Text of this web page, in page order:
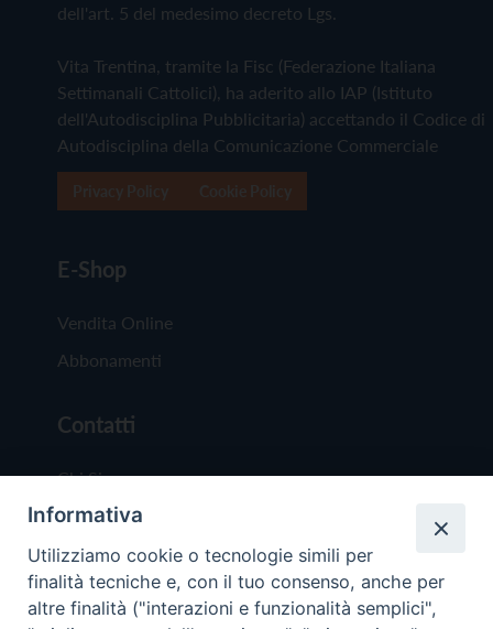
dell'art. 5 del medesimo decreto Lgs.
Vita Trentina, tramite la Fisc (Federazione Italiana
Settimanali Cattolici), ha aderito allo IAP (Istituto
dell'Autodisciplina Pubblicitaria) accettando il Codice di
Autodisciplina della Comunicazione Commerciale
E-Shop
Vendita Online
Abbonamenti
Contatti
Chi Siamo
Redazione
Scrivici
Informativa
Utilizziamo cookie o tecnologie simili per
finalità tecniche e, con il tuo consenso, anche per
altre finalità ("interazioni e funzionalità semplici",